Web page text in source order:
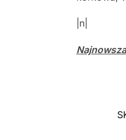
|n|